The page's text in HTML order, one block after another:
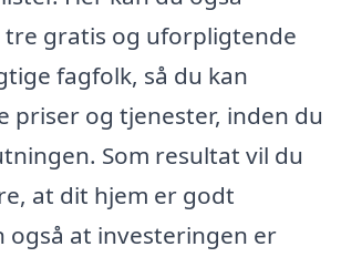
tre gratis og uforpligtende
fagfolk, så du kan
priser og tjenester, inden du
Som resultat vil du
at dit hjem er godt
også at investeringen er